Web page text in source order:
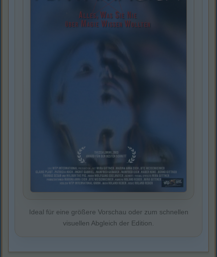
Ideal für eine größere Vorschau oder zum schnellen
visuellen Abgleich der Edition.